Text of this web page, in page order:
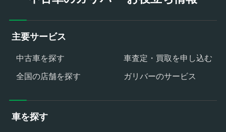
主要サービス
中古車を探す
車査定・買取を申し込む
全国の店舗を探す
ガリバーのサービス
車を探す